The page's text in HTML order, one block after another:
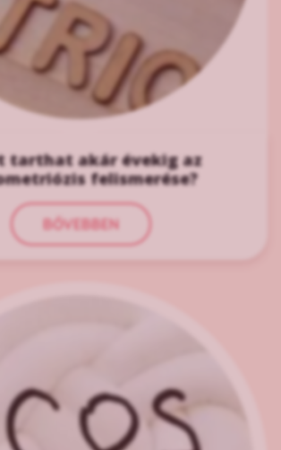
tarthat akár évekig az
felismerése?
BŐVEBBEN